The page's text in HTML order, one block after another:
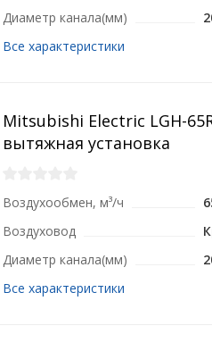
Диаметр канала(мм)
Все характеристики
Mitsubishi Electric LGH-
вытяжная установка
Воздухообмен, м³/ч
Воздуховод
Диаметр канала(мм)
Все характеристики